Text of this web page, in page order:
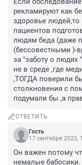
рекламируют как
здоровье людей,то
пациентов
людям беда (даже
(бессовестными )-
за "заботу о людях
не в среде ,где
,ТОГДА поверили
столкновения с
подумали бы ,а
ОТВЕТИТЬ
Гость
17 сентября 2023,
Он важен потому
немалые